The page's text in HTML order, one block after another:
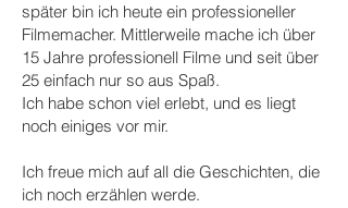
später bin ich heute ein professioneller
Filmemacher. Mittlerweile mache ich über
15 Jahre professionell Filme und seit über
25 einfach nur so aus Spaß.
Ich habe schon viel erlebt, und es liegt
noch einiges vor mir.
Ich freue mich auf all die Geschichten, die
ich noch erzählen werde.